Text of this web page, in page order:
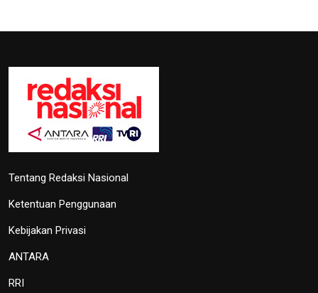
Tentang Redaksi Nasional
Ketentuan Penggunaan
Kebijakan Privasi
ANTARA
RRI